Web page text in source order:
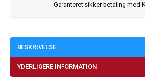
Garanteret sikker betaling med
BESKRIVELSE
YDERLIGERE INFORMATION